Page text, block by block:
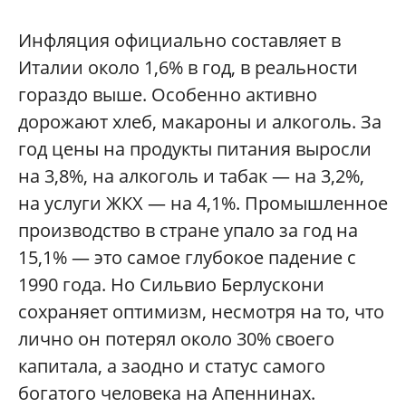
Инфляция официально составляет в
Италии около 1,6% в год, в реальности
гораздо выше. Особенно активно
дорожают хлеб, макароны и алкоголь. За
год цены на продукты питания выросли
на 3,8%, на алкоголь и табак — на 3,2%,
на услуги ЖКХ — на 4,1%. Промышленное
производство в стране упало за год на
15,1% — это самое глубокое падение с
1990 года. Но Сильвио Берлускони
сохраняет оптимизм, несмотря на то, что
лично он потерял около 30% своего
капитала, а заодно и статус самого
богатого человека на Апеннинах.